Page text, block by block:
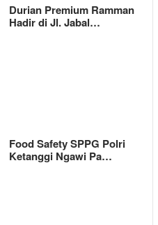
Durian Premium Ramman
Hadir di Jl. Jabal…
Food Safety SPPG Polri
Ketanggi Ngawi Pa…